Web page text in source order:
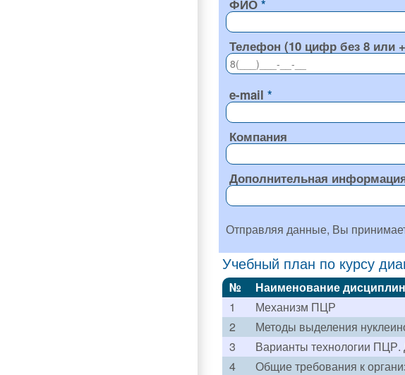
ФИО
Телефон (10 цифр без 8 или
e-mail
Компания
Дополнительная
Отправляя данные, Вы
Учебный план по курсу
№ Наименование
1
Механизм ПЦР
2
Методы выделения
3
Варианты технологии ПЦР.
4
Общие требования к